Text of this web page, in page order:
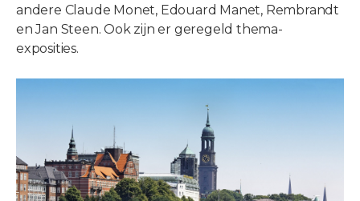
andere Claude Monet, Edouard Manet, Rembrandt
en Jan Steen. Ook zijn er geregeld thema-
exposities.